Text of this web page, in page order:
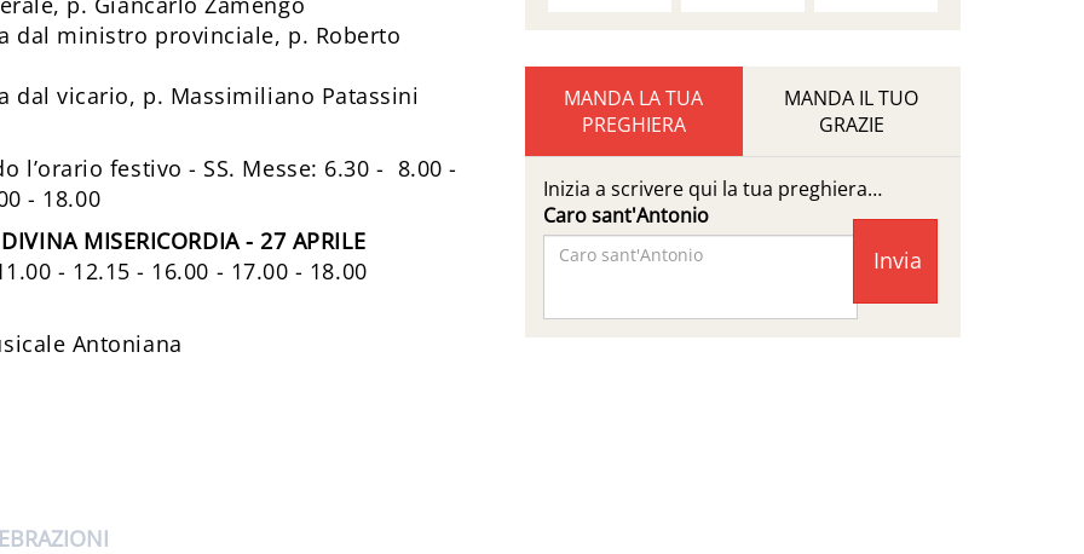
dal ministro provinciale, p. Roberto
dal vicario, p. Massimiliano Patassini
l’orario festivo - SS. Messe: 6.30 - 8.00 -
- 18.00
MISERICORDIA - 27 APRILE
- 12.15 - 16.00 - 17.00 - 18.00
Antoniana
MANDA LA TUA
PREGHIERA
MANDA IL TUO
GRAZIE
Inizia a scrivere qui la tua preghiera…
Caro sant'Antonio